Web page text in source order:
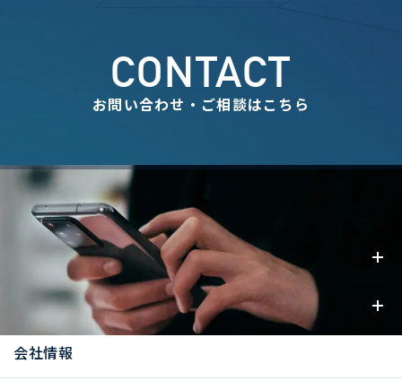
CONTACT
お問い合わせ・ご相談はこちら
事業内容
お知らせ
会社情報